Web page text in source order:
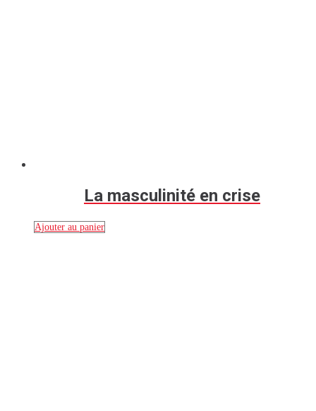
La masculinité en crise
Ajouter au panier